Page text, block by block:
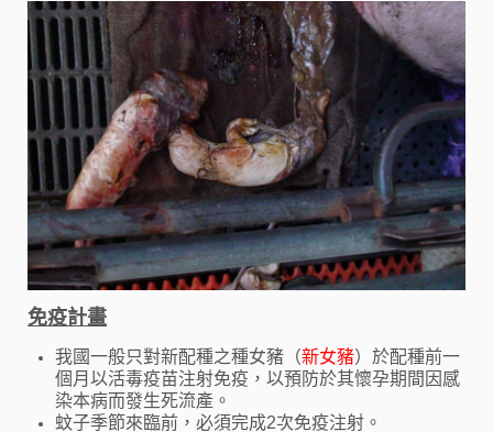
免疫計畫
我國一般只對新配種之種女豬（新女豬）於配種前一
個月以活毒疫苗注射免疫，以預防於其懷孕期間因感
染本病而發生死流產。
蚊子季節來臨前，必須完成2次免疫注射。